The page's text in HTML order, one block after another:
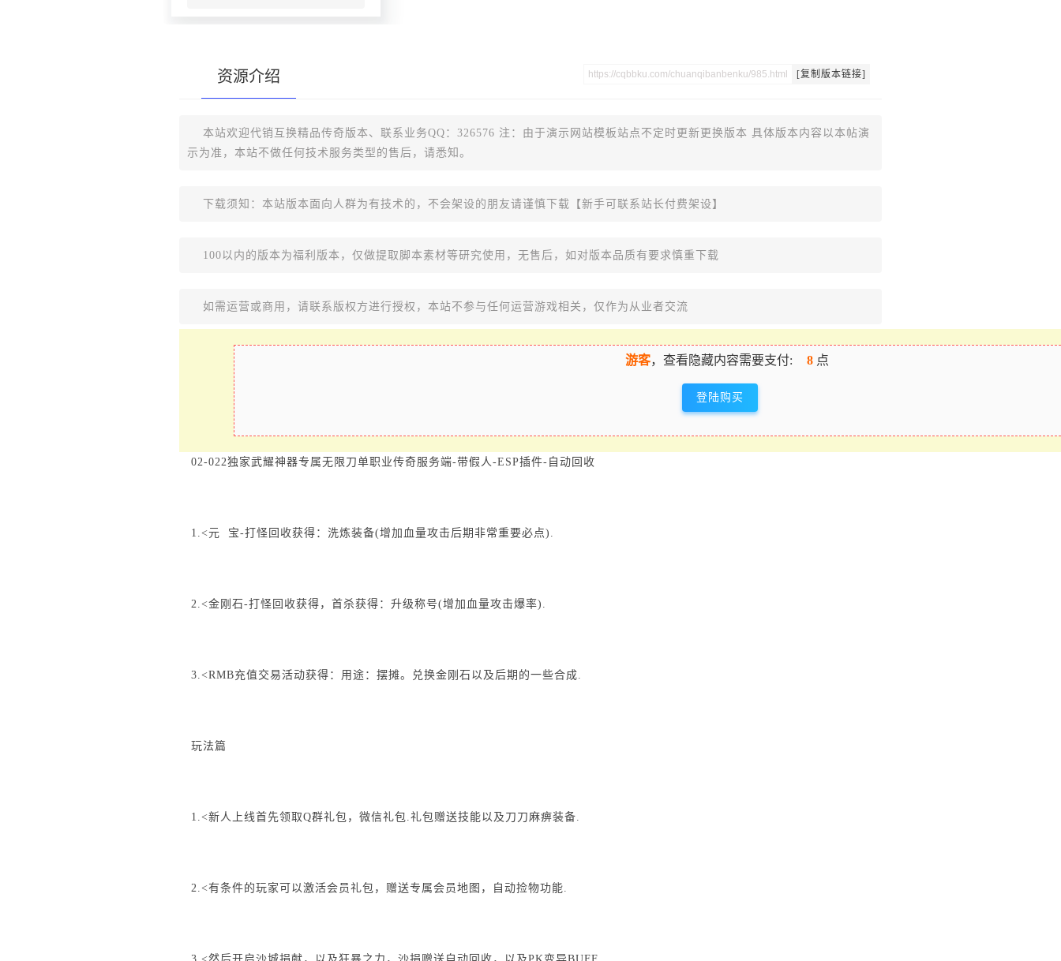
资源介绍 [复制版本链接]
本站欢迎代销互换精品传奇版本、联系业务QQ：326576 注：由于演示网站模板站点不定时更新更换版本 具体版本内容以本帖演
示为准，本站不做任何技术服务类型的售后，请悉知。
下载须知：本站版本面向人群为有技术的，不会架设的朋友请谨慎下载【新手可联系站长付费架设】
100以内的版本为福利版本，仅做提取脚本素材等研究使用，无售后，如对版本品质有要求慎重下载
如需运营或商用，请联系版权方进行授权，本站不参与任何运营游戏相关，仅作为从业者交流
游客，查看隐藏内容需要支付: 8 点
登陆购买
02-022独家武耀神器专属无限刀单职业传奇服务端-带假人-ESP插件-自动回收
1.<元 宝-打怪回收获得：洗炼装备(增加血量攻击后期非常重要必点).
2.<金刚石-打怪回收获得，首杀获得：升级称号(增加血量攻击爆率).
3.<RMB充值交易活动获得：用途：摆摊。兑换金刚石以及后期的一些合成.
玩法篇
1.<新人上线首先领取Q群礼包，微信礼包.礼包赠送技能以及刀刀麻痹装备.
2.<有条件的玩家可以激活会员礼包，赠送专属会员地图，自动捡物功能.